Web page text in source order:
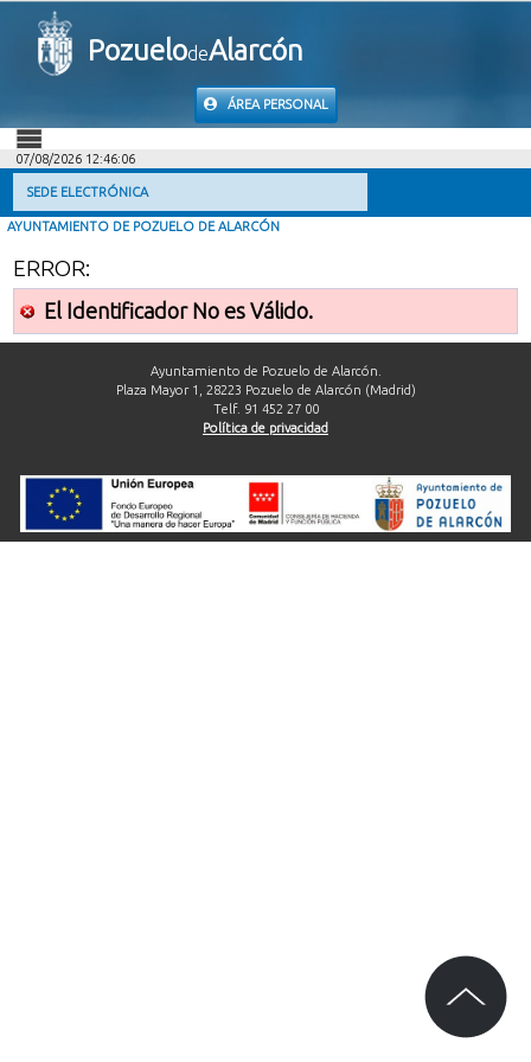
PozuelodeAlarcón
ÁREA PERSONAL
INICIO
MI CARPETA
INFORMACIÓN MUNICIPAL
AYUDA
07/08/2026 12:46:06
SEDE ELECTRÓNICA
AYUNTAMIENTO DE POZUELO DE ALARCÓN
ERROR:
El Identificador No es Válido.
Ayuntamiento de Pozuelo de Alarcón.
Plaza Mayor 1, 28223 Pozuelo de Alarcón (Madrid)
Telf. 91 452 27 00
Política de privacidad